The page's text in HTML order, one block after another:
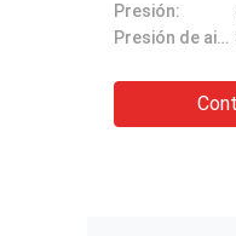
Modelo:
Manera de la impulsión: